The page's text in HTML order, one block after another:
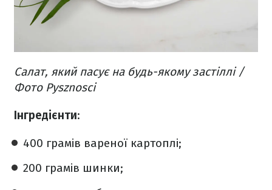
Салат, який пасує на будь-якому застіллі /
Фото Pysznosci
Інгредієнти:
400 грамів вареної картоплі;
200 грамів шинки;